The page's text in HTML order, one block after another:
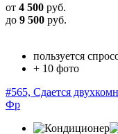
от 4 500 руб.
до 9 500 руб.
пользуется
+ 10 фото
#565, Сдается
Фр